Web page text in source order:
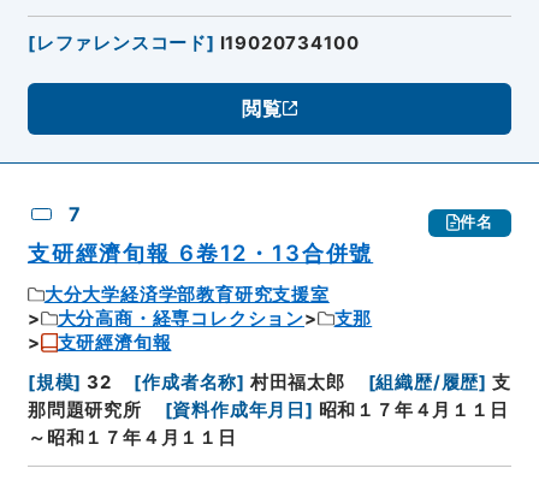
[レファレンスコード] I19020734100
閲覧
7 件名
支研經濟旬報 6卷12・13合併號
大分大学経済学部教育研究支援室
大分高商・経専コレクション
支那
支研經濟旬報
[規模] 32 [作成者名称] 村田福太郎 [組織歴/履歴] 支
那問題研究所
[資料作成年月日 ] 昭和１７年４月１１日
～昭和１７年４月１１日